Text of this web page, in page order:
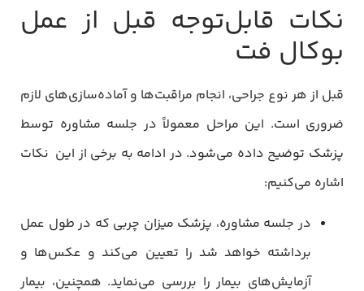
نکات قابل‌توجه قبل از عمل
بوکال فت
قبل از هر نوع جراحی، انجام مراقبت‌ها و آماده‌سازی‌های لازم
ضروری است. این مراحل معمولاً در جلسه مشاوره توسط
پزشک توضیح داده می‌شود. در ادامه به برخی از این نکات
اشاره می‌کنیم:
در جلسه مشاوره، پزشک میزان چربی که در طول عمل
برداشته خواهد شد را تعیین می‌کند و عکس‌ها و
آزمایش‌های بیمار را بررسی می‌نماید. همچنین، بیمار